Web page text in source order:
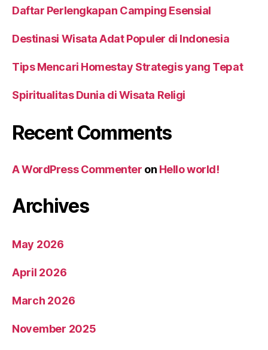
Daftar Perlengkapan Camping Esensial
Destinasi Wisata Adat Populer di Indonesia
Tips Mencari Homestay Strategis yang Tepat
Spiritualitas Dunia di Wisata Religi
Recent Comments
A WordPress Commenter on Hello world!
Archives
May 2026
April 2026
March 2026
November 2025